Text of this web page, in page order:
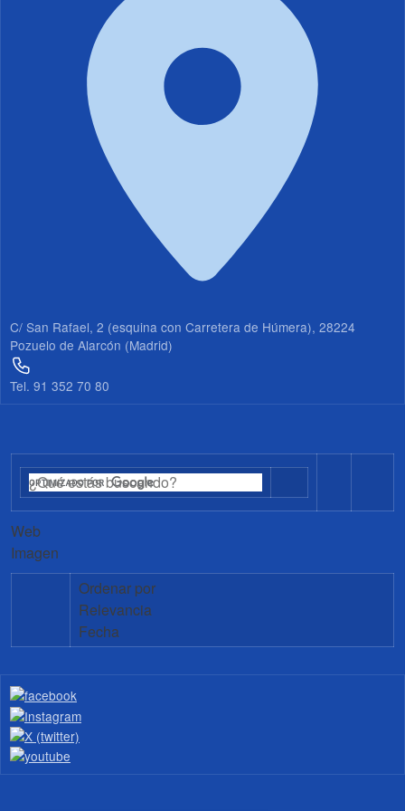
C/ San Rafael, 2 (esquina con Carretera de Húmera), 28224
Pozuelo de Alarcón (Madrid)
Tel. 91 352 70 80
Web
Imagen
Ordenar por
Relevancia
Fecha